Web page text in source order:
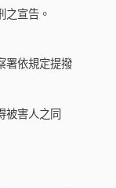
之宣告。
署依規定提撥
被害人之同